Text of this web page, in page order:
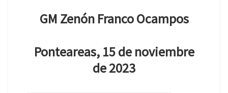
GM Zenón Franco Ocampos
Ponteareas, 15 de noviembre
de 2023